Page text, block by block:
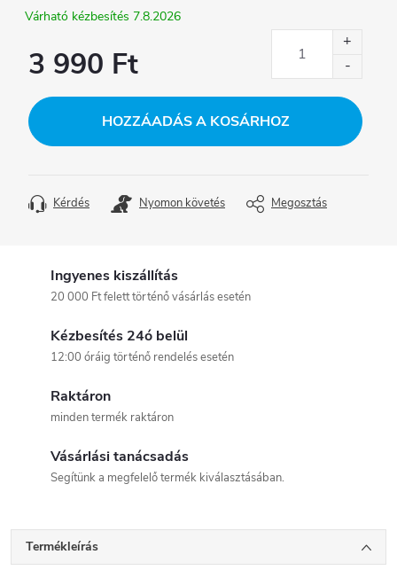
7.8.2026
3 990 Ft
HOZZÁADÁS A KOSÁRHOZ
Kérdés Nyomon követés Megosztás
Ingyenes kiszállítás
20 000 Ft felett történő vásárlás esetén
Kézbesítés 24ó belül
12:00 óráig történő rendelés esetén
Raktáron
minden termék raktáron
Vásárlási tanácsadás
Segítünk a megfelelő termék kiválasztásában.
Termékleírás